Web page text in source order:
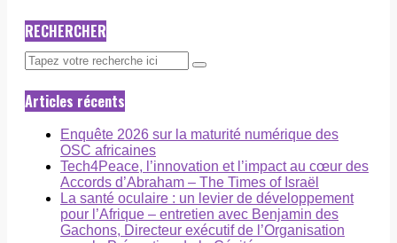
RECHERCHER
Articles récents
Enquête 2026 sur la maturité numérique des
OSC africaines
Tech4Peace, l’innovation et l’impact au cœur des
Accords d’Abraham – The Times of Israël
La santé oculaire : un levier de développement
pour l’Afrique – entretien avec Benjamin des
Gachons, Directeur exécutif de l’Organisation